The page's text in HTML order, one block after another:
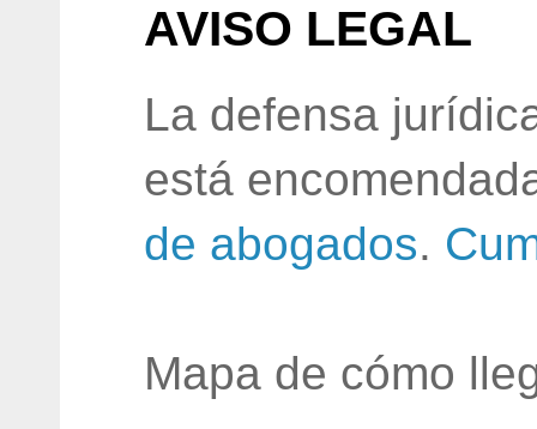
AVISO LEGAL
La defensa
está
de abogados.
Mapa de cómo